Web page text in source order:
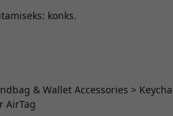
konks.
& Wallet Accessories >
AirTag